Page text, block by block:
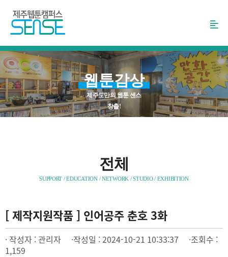
로
가
기
웹툰감상
제주도만의 웹툰 센스
창출!
전체
SUPPORT / EDUCATION / NETWORK / STUDIO / EXHIBITION
[제작지원작품 ] 인어공주 춘호 3화
· 작성자 : 관리자 ·작성일 : 2024-10-21 10:33:37 ·조회수 :
1,159